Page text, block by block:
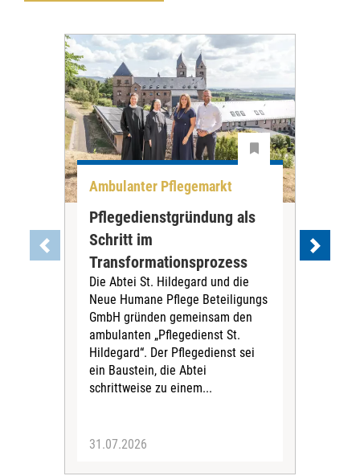
Ambulanter Pflegemarkt
Pflegedienstgründung als
Schritt im
Transformationsprozess
Die Abtei St. Hildegard und die
Neue Humane Pflege Beteiligungs
GmbH gründen gemeinsam den
ambulanten „Pflegedienst St.
Hildegard“. Der Pflegedienst sei
ein Baustein, die Abtei
schrittweise zu einem...
31.07.2026